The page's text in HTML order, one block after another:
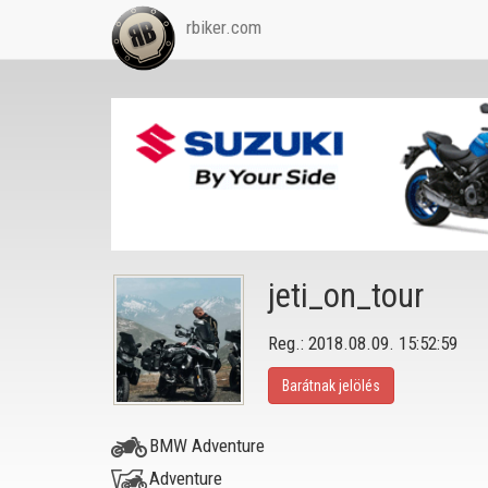
rbiker.com
jeti_on_tour
Reg.: 2018.08.09. 15:52:59
Barátnak jelölés
BMW Adventure
Adventure